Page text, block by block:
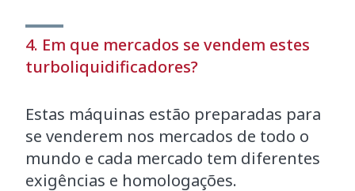
4. Em que mercados se vendem estes
turboliquidificadores?
Estas máquinas estão preparadas para
se venderem nos mercados de todo o
mundo e cada mercado tem diferentes
exigências e homologações.